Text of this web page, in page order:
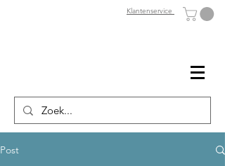
Klantenservice
Post